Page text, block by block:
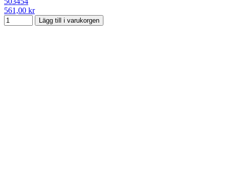
561,00 kr
Lägg till i varukorgen